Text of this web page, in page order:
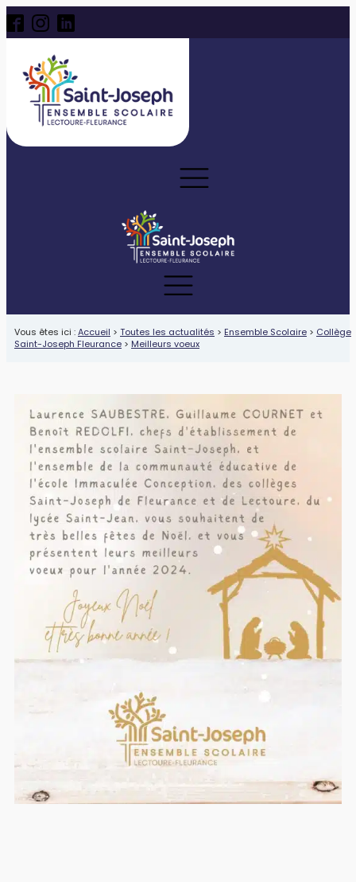
Vous êtes ici :Accueil > Toutes les actualités > Ensemble Scolaire > Collège
Saint-Joseph Fleurance > Meilleurs voeux